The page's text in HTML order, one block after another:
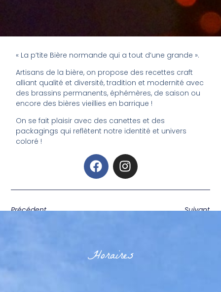
« La p’tite Bière normande qui a tout d’une grande ».
Artisans de la bière, on propose des recettes craft
alliant qualité et diversité, tradition et modernité avec
des brassins permanents, éphémères, de saison ou
encore des bières vieillies en barrique !
On se fait plaisir avec des canettes et des
packagings qui reflètent notre identité et univers
coloré !
Précédent Suivant
Horaires